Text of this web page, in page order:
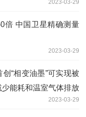
2023-03-29
倍 中国卫星精确测量
2023-03-29
“相变油墨”可实现被
能耗和温室气体排放
2023-03-29